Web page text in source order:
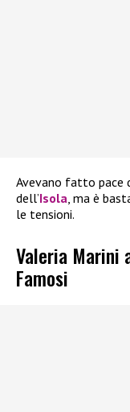
Avevano fatto pace
dell’Isola, ma è
le tensioni.
Valeria Marini
Famosi